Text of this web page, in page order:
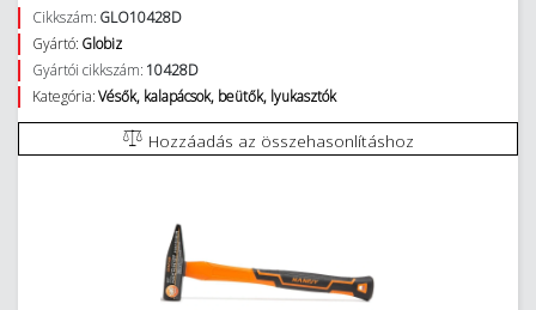
Cikkszám: GLO10428D
Gyártó: Globiz
Gyártói cikkszám: 10428D
Kategória:Vésők, kalapácsok, beütők, lyukasztók
Hozzáadás az összehasonlításhoz